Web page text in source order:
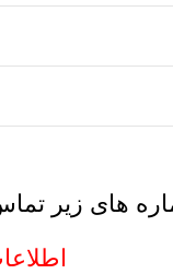
های زیر